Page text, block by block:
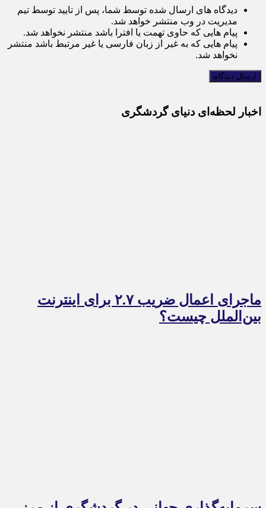
دیدگاه های ارسال شده توسط شما، پس از تایید توسط تیم
مدیریت در وب منتشر خواهد شد.
پیام هایی که حاوی تهمت یا افترا باشد منتشر نخواهد شد.
پیام هایی که به غیر از زبان فارسی یا غیر مرتبط باشد منتشر
نخواهد شد.
اخبار لحظه‌ای دنیای گردشگری
ماجرای اعمال ضریب ۲.۷ برای اینترنت
بین‌الملل چیست؟